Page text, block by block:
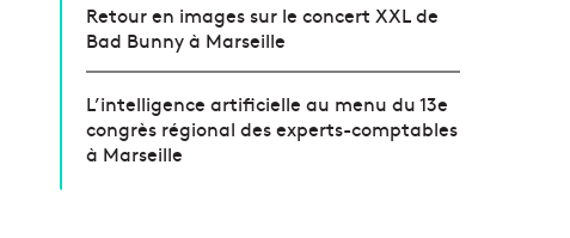
Retour en images sur le concert XXL de
Bad Bunny à Marseille
L’intelligence artificielle au menu du 13e
congrès régional des experts-comptables
à Marseille